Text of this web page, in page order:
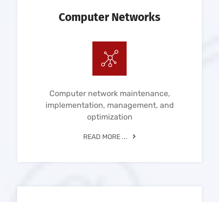
Computer Networks
Computer network maintenance,
implementation, management, and
optimization
READ MORE ...